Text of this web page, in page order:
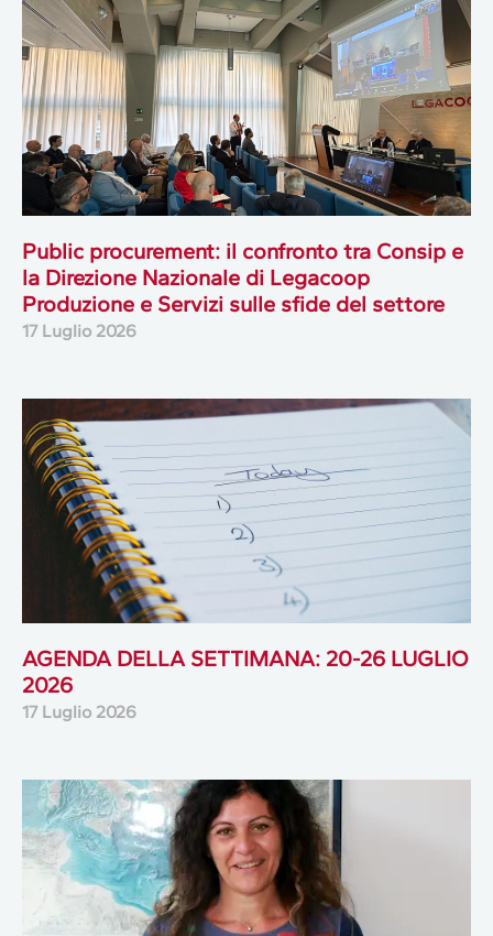
Public procurement: il confronto tra Consip e
la Direzione Nazionale di Legacoop
Produzione e Servizi sulle sfide del settore
17 Luglio 2026
AGENDA DELLA SETTIMANA: 20-26 LUGLIO
2026
17 Luglio 2026